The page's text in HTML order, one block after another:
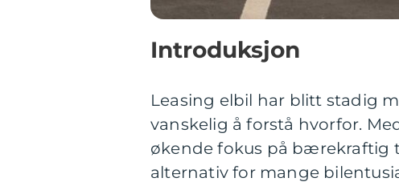
Introduksjon
Leasing elbil har blitt stadig
vanskelig å forstå hvorfor.
økende fokus på bærekraftig
alternativ for mange